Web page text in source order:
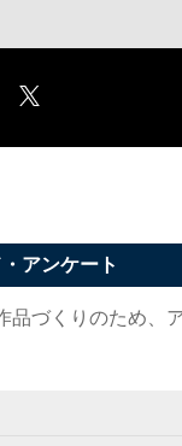
アンケート
品づくりのため、